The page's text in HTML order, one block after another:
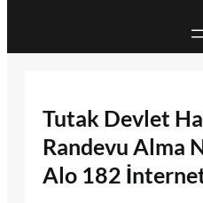
Tutak Devlet
Randevu Alma
Alo 182